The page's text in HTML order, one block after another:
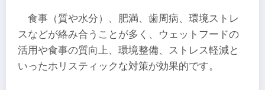
食事（質や水分）、肥満、歯周病、環境ストレ
スなどが絡み合うことが多く、ウェットフードの
活用や食事の質向上、環境整備、ストレス軽減と
いったホリスティックな対策が効果的です。